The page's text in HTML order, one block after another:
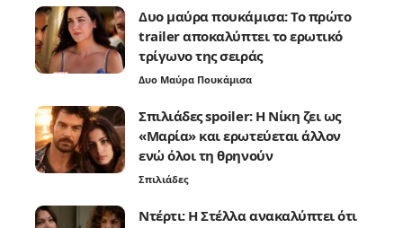
Δυο μαύρα πουκάμισα: Το πρώτο
trailer αποκαλύπτει το ερωτικό
τρίγωνο της σειράς
Δυο Μαύρα Πουκάμισα
Σπιλιάδες spoiler: Η Νίκη ζει ως
«Μαρία» και ερωτεύεται άλλον
ενώ όλοι τη θρηνούν
Σπιλιάδες
Ντέρτι: Η Στέλλα ανακαλύπτει ότι